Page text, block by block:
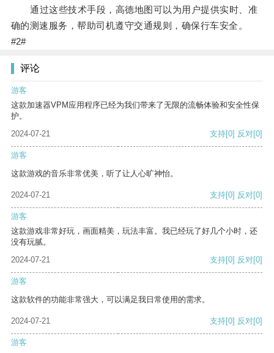
通过这些技术手段，高德地图可以为用户提供实时、准
确的测速服务，帮助司机遵守交通规则，确保行车安全。
#2#
评论
游客
这款加速器VPM应用程序已经为我们带来了无限的流畅体验和安全性保
护。
2024-07-21
支持[0] 反对[0]
游客
这款游戏的音乐非常优美，听了让人心旷神怡。
2024-07-21 支持[0] 反对[0]
游客
这款游戏非常好玩，画面精美，玩法丰富。我已经玩了好几个小时，还
没有玩腻。
2024-07-21
支持[0] 反对[0]
游客
这款软件的功能非常强大，可以满足我日常使用的需求。
2024-07-21 支持[0] 反对[0]
游客